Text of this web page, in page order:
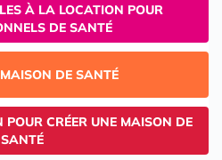
À LA LOCATION POUR
DE SANTÉ
DE SANTÉ
POUR CRÉER UNE MAISON DE
SANTÉ